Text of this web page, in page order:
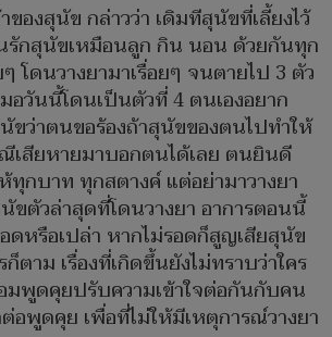
องสุนัข กล่าวว่า เดิมทีสุนัขที่เลี้ยงไว้
กสุนัขเหมือนลูก กิน นอน ด้วยกันทุก
โดนวางยามาเรื่อยๆ จนตายไป 3 ตัว
วันนี้โดนเป็นตัวที่ 4 ตนเองอยาก
ขว่าตนขอร้องถ้าสุนัขของตนไปทำให้
เสียหายมาบอกตนได้เลย ตนยินดี
ทุกบาท ทุกสตางค์ แต่อย่ามาวางยา
ขตัวล่าสุดที่โดนวางยา อาการตอนนี้
ดหรือเปล่า หากไม่รอดก็สูญเสียสุนัข
ตาม เรื่องที่เกิดขึ้นยังไม่ทราบว่าใคร
พูดคุยปรับความเข้าใจต่อกันกับคน
อพูดคุย เพื่อที่ไม่ให้มีเหตุการณ์วางยา